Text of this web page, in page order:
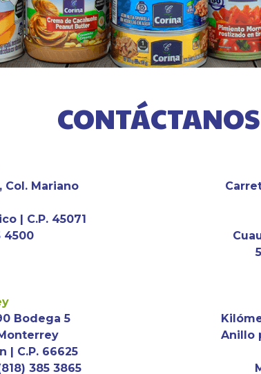
CONTÁCTANOS
Col. Mariano
| C.P. 45071
4500
Bodega 5
| C.P. 66625
385 3865
Anillo